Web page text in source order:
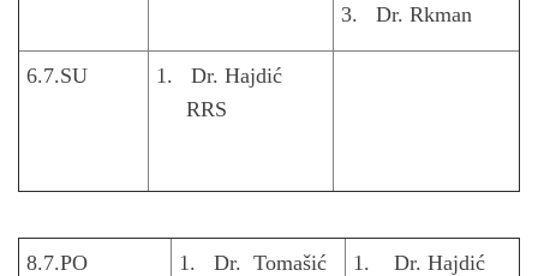
3. Dr. Rkman
6.7.SU
1. Dr. Hajdić
RRS
8.7.PO
1. Dr. Tomašić
1. Dr. Hajdić